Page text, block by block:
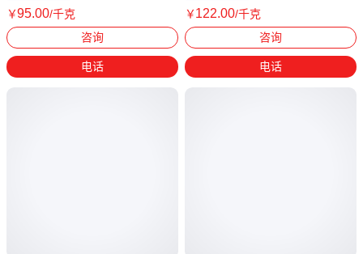
￥95.00/千克
咨询
电话
￥122.00/千克
咨询
电话